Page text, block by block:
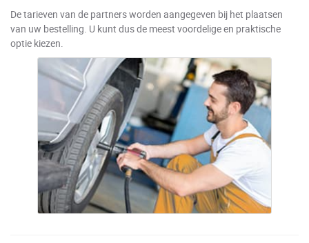
De tarieven van de partners worden aangegeven bij het plaatsen
van uw bestelling. U kunt dus de meest voordelige en praktische
optie kiezen.